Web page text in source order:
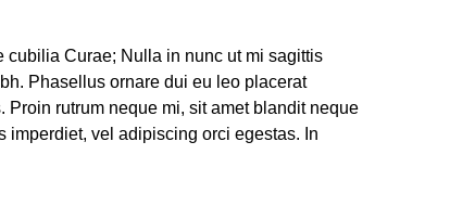
cubilia Curae; Nulla in nunc ut mi sagittis
Phasellus ornare dui eu leo placerat
rutrum neque mi, sit amet blandit neque
imperdiet, vel adipiscing orci egestas. In